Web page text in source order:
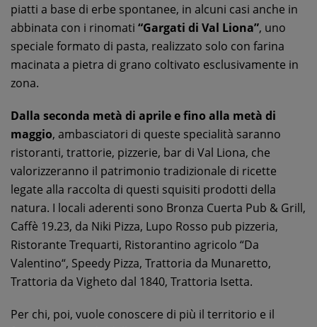
piatti a base di erbe spontanee, in alcuni casi anche in
abbinata con i rinomati “Gargati di Val Liona”, uno
speciale formato di pasta, realizzato solo con farina
macinata a pietra di grano coltivato esclusivamente in
zona.
Dalla seconda metà di aprile e fino alla metà di
maggio, ambasciatori di queste specialità saranno
ristoranti, trattorie, pizzerie, bar di Val Liona, che
valorizzeranno il patrimonio tradizionale di ricette
legate alla raccolta di questi squisiti prodotti della
natura. I locali aderenti sono Bronza Cuerta Pub & Grill,
Caffè 19.23, da Niki Pizza, Lupo Rosso pub pizzeria,
Ristorante Trequarti, Ristorantino agricolo “Da
Valentino“, Speedy Pizza, Trattoria da Munaretto,
Trattoria da Vigheto dal 1840, Trattoria Isetta.
Per chi, poi, vuole conoscere di più il territorio e il